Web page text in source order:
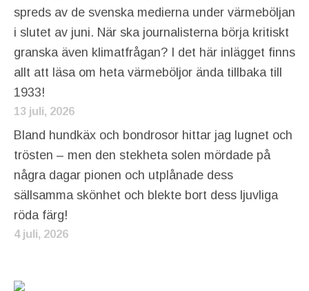
spreds av de svenska medierna under värmeböljan
i slutet av juni. När ska journalisterna börja kritiskt
granska även klimatfrågan? I det här inlägget finns
allt att läsa om heta värmeböljor ända tillbaka till
1933!
13 juli, 2026
Bland hundkäx och bondrosor hittar jag lugnet och
trösten – men den stekheta solen mördade på
några dagar pionen och utplånade dess
sällsamma skönhet och blekte bort dess ljuvliga
röda färg!
4 juli, 2026